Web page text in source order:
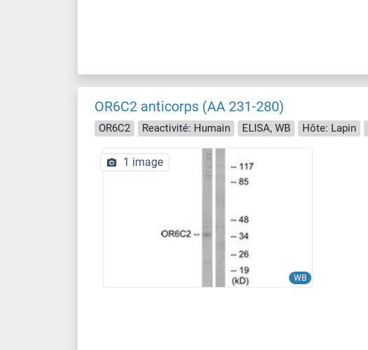
OR6C2 anticorps (AA 231-280)
OR6C2 Reactivité: Humain ELISA, WB Hôte: Lapin
WB
1 image